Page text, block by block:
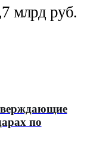
млрд руб.
по